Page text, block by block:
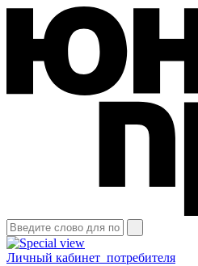
Личный кабинет потребителя